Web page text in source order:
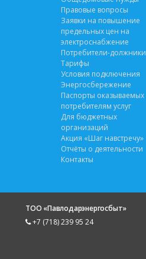
Правовые вопросы
Заявки на повышение
предельных цен на
электроснабжение
Потребители-должники
Тарифы
Условия подключения
Энергосбережение
Паспорты оказываемых
потребителям услуг
Для бюджетных
организаций
Акция «Шаг навстречу»
Отчёты о деятельности
Контакты
ТОО «Павлодарэнергосбыт»
+7 (718) 239 95 24